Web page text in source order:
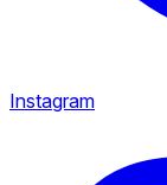
Instagram